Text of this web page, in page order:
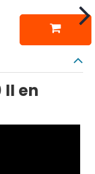
II en